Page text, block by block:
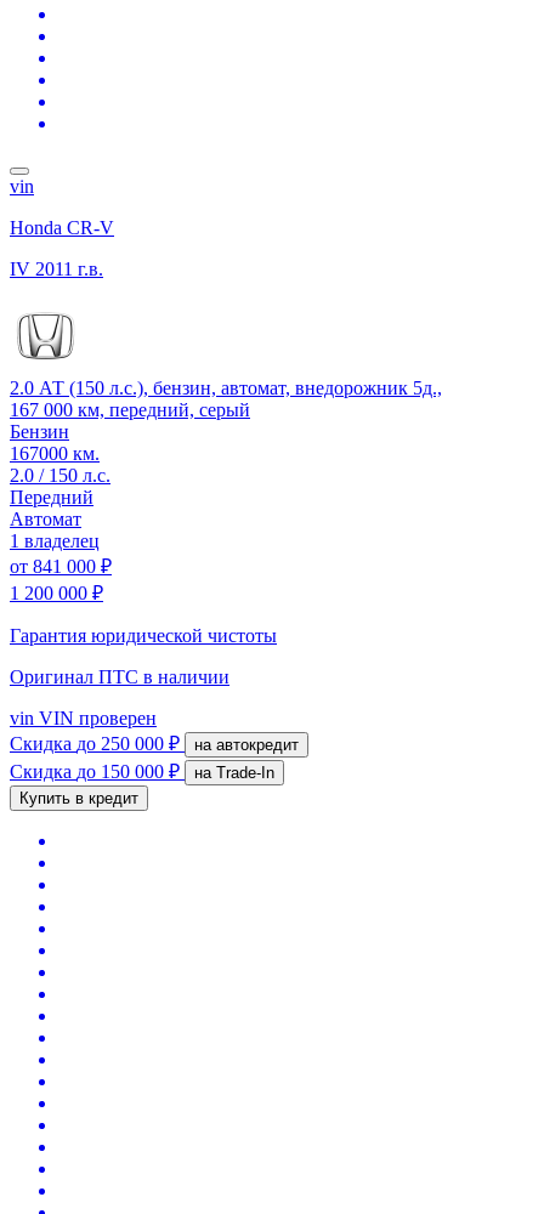
vin
Honda CR-V
IV 2011 г.в.
2.0 АТ (150 л.с.), бензин, автомат, внедорожник 5д.,
167 000 км, передний, серый
Бензин
167000 км.
2.0 / 150 л.с.
Передний
Автомат
1 владелец
от 841 000 ₽
1 200 000 ₽
Гарантия юридической чистоты
Оригинал ПТС в наличии
vin VIN проверен
Скидка до 250 000 ₽ на автокредит
Скидка до 150 000 ₽
на Trade-In
Купить в кредит